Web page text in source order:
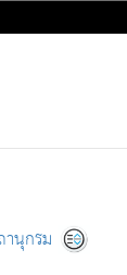
นุกรม
มกล่าวซึ่งโรค (ค
(ตามที่เป็นจริง